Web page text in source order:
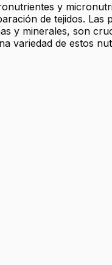
y
de tejidos. Las
y minerales, son
variedad de estos